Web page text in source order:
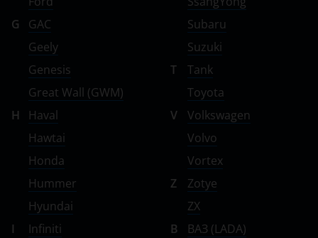
G
GAC
Geely
Genesis
Great Wall (GWM)
H
Haval
Hawtai
Honda
Hummer
Hyundai
I
Infiniti
Subaru
Suzuki
T
Tank
Toyota
V
Volkswagen
Volvo
Vortex
Z
Zotye
ZX
В
ВАЗ (LADA)